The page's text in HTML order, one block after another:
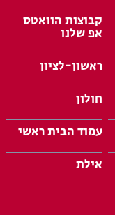
קבוצות הוואטס
אפ שלנו
ראשון-לציון
חולון
עמוד הבית ראשי
אילת